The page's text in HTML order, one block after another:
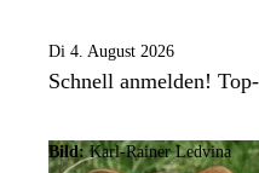
Di 4. August 2026
Schnell anmelden!
Bild: Karl-Rainer Ledvina